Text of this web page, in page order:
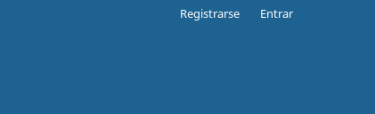
Registrarse Entrar